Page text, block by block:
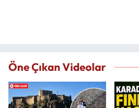
Öne Çıkan Videolar